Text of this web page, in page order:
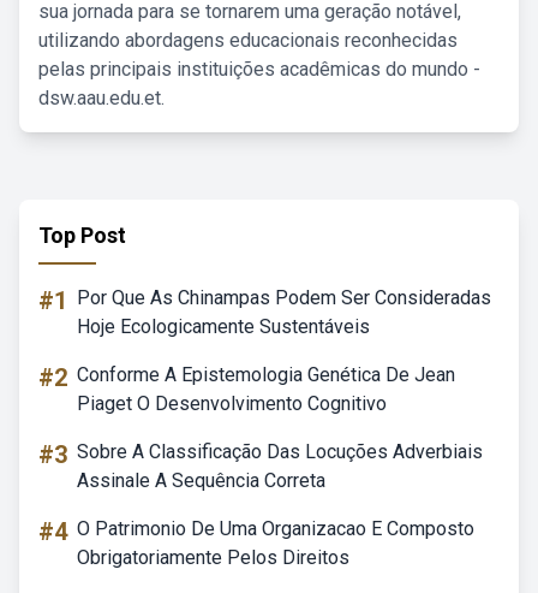
sua jornada para se tornarem uma geração notável,
utilizando abordagens educacionais reconhecidas
pelas principais instituições acadêmicas do mundo -
dsw.aau.edu.et.
Top Post
#1
Por Que As Chinampas Podem Ser Consideradas
Hoje Ecologicamente Sustentáveis
#2 Conforme A Epistemologia Genética De Jean
Piaget O Desenvolvimento Cognitivo
#3 Sobre A Classificação Das Locuções Adverbiais
Assinale A Sequência Correta
#4 O Patrimonio De Uma Organizacao E Composto
Obrigatoriamente Pelos Direitos